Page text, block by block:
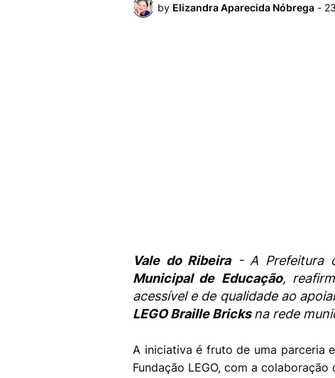
by Elizandra Aparecida Nóbrega -
Vale do Ribeira- A Prefeitura
Municipal de Educação,
acessível e de qualidade ao
LEGO Braille Bricksna rede
A iniciativa é fruto de uma parceria
Fundação LEGO, com a